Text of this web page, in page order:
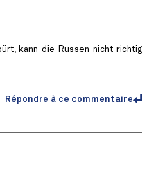
kann die Russen nicht richtig
Répondre à ce commentaire